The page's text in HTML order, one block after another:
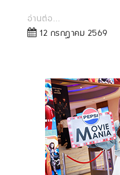
อ่านต่อ...
12 กรกฎาคม 2569